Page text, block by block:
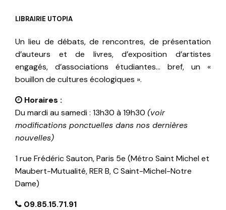
LIBRAIRIE UTOPIA
Un lieu de débats, de rencontres, de présentation
d’auteurs et de livres, d’exposition d’artistes
engagés, d’associations étudiantes… bref, un «
bouillon de cultures écologiques ».
Horaires :
Du mardi au samedi : 13h30 à 19h30 (voir
modifications ponctuelles dans nos dernières
nouvelles)
1 rue Frédéric Sauton, Paris 5e (Métro Saint Michel et
Maubert-Mutualité, RER B, C Saint-Michel-Notre
Dame)
09.85.15.71.91